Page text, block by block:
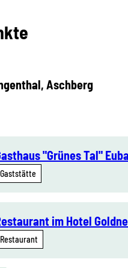
Aschberg
"Grünes Tal"
Gaststätte
im Hotel
Restaurant